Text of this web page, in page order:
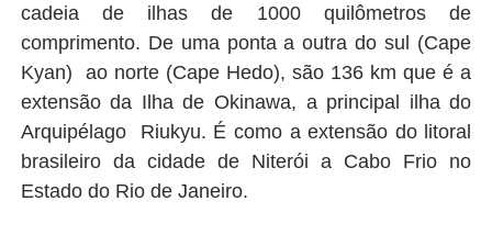
cadeia de ilhas de 1000 quilômetros de
comprimento. De uma ponta a outra do sul (Cape
Kyan) ao norte (Cape Hedo), são 136 km que é a
extensão da Ilha de Okinawa, a principal ilha do
Arquipélago Riukyu. É como a extensão do litoral
brasileiro da cidade de Niterói a Cabo Frio no
Estado do Rio de Janeiro.